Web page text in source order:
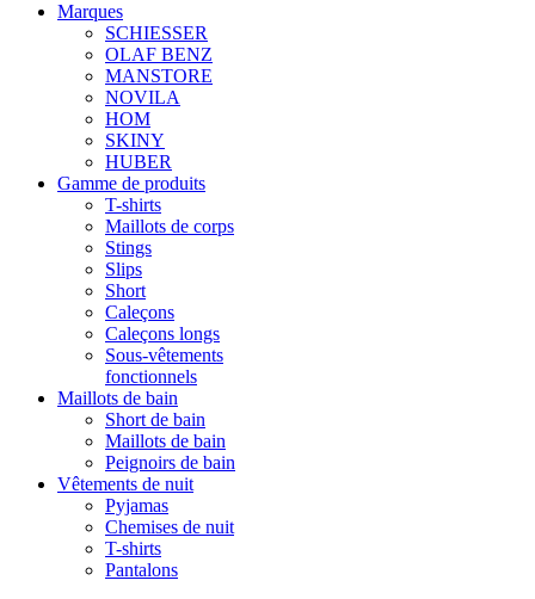
Marques
SCHIESSER
OLAF BENZ
MANSTORE
NOVILA
HOM
SKINY
HUBER
Gamme de produits
T-shirts
Maillots de corps
Stings
Slips
Short
Caleçons
Caleçons longs
Sous-vêtements
fonctionnels
Maillots de bain
Short de bain
Maillots de bain
Peignoirs de bain
Vêtements de nuit
Pyjamas
Chemises de nuit
T-shirts
Pantalons